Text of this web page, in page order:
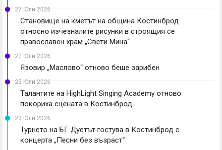
27 Юли 2026
Становище на кметът на община Костинброд
относно изчезналите рисунки в строящия се
православен храм „Свети Мина“
27 Юли 2026
Язовир „Маслово“ отново беше зарибен
25 Юли 2026
Талантите на HighLight Singing Academy отново
покориха сцената в Костинброд
23 Юли 2026
Турнето на БГ Дуетът гостува в Костинброд с
концерта „Песни без възраст“